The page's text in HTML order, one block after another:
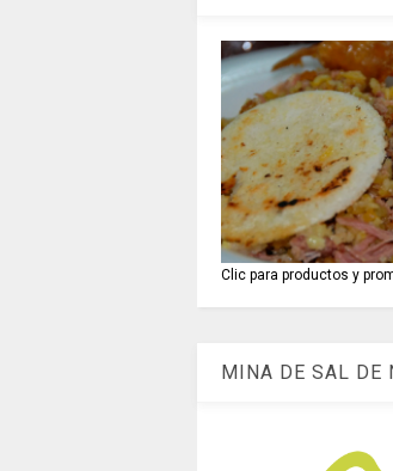
Clic para productos y
MINA DE SAL DE